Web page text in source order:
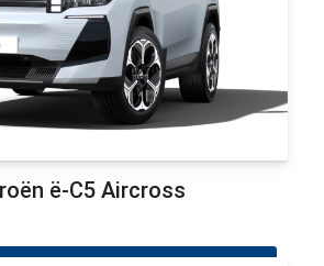
ë-C5 Aircross